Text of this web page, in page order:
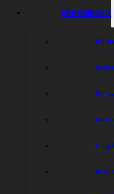
FÖRENINGEN
Press
Bli
Bli